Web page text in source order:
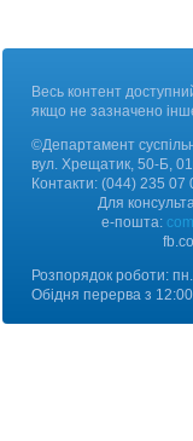
Весь контент
якщо не зазначено
©Департамент
вул. Хрещатик, 50-Б,
Контакти: (044) 235 07
Для
е-пошта:
Розпорядок роботи:
Обідня перерва з